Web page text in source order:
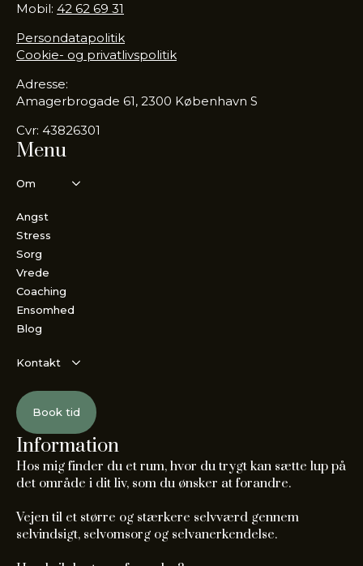
Mobil: 42 62 69 31
Persondatapolitik
Cookie- og privatlivspolitik
Adresse:
Amagerbrogade 61, 2300 København S
Cvr: 43826301
Menu
Om
Angst
Stress
Sorg
Vrede
Coaching
Ensomhed
Blog
Kontakt
Book tid
Information
Hos mig finder du et rum, hvor du trygt kan sætte lup på
det område i dit liv, som du ønsker at forandre.
Vejen til et større og stærkere selvværd gennem
selvindsigt, selvomsorg og selvanerkendelse.